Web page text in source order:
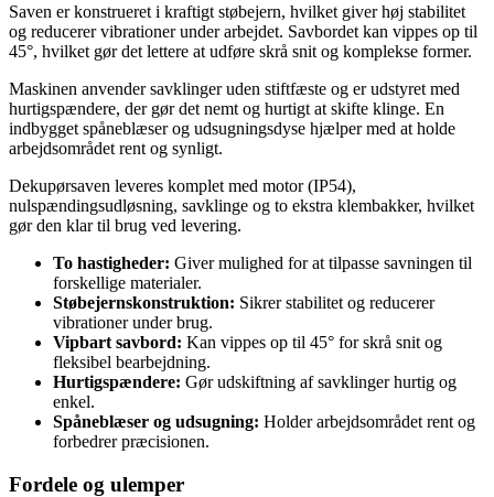
Saven er konstrueret i kraftigt støbejern, hvilket giver høj stabilitet
og reducerer vibrationer under arbejdet. Savbordet kan vippes op til
45°, hvilket gør det lettere at udføre skrå snit og komplekse former.
Maskinen anvender savklinger uden stiftfæste og er udstyret med
hurtigspændere, der gør det nemt og hurtigt at skifte klinge. En
indbygget spåneblæser og udsugningsdyse hjælper med at holde
arbejdsområdet rent og synligt.
Dekupørsaven leveres komplet med motor (IP54),
nulspændingsudløsning, savklinge og to ekstra klembakker, hvilket
gør den klar til brug ved levering.
To hastigheder: Giver mulighed for at tilpasse savningen til
forskellige materialer.
Støbejernskonstruktion: Sikrer stabilitet og reducerer
vibrationer under brug.
Vipbart savbord: Kan vippes op til 45° for skrå snit og
fleksibel bearbejdning.
Hurtigspændere: Gør udskiftning af savklinger hurtig og
enkel.
Spåneblæser og udsugning: Holder arbejdsområdet rent og
forbedrer præcisionen.
Fordele og ulemper